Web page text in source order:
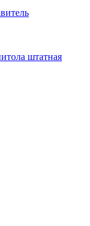
штатная